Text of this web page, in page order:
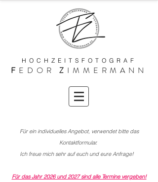
HOCHZEITSFOTOGRAF
F EDORZ IMMERMANN
Für ein individuelles Angebot, verwendet bitte das
Kontaktformular.
Ich freue mich sehr auf euch und eure Anfrage!
Für das Jahr 2026 und 2027 sind alle Termine vergeben!